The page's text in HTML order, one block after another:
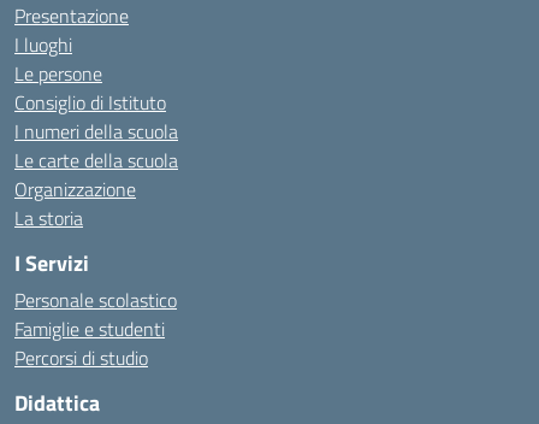
Presentazione
I luoghi
Le persone
Consiglio di Istituto
I numeri della scuola
Le carte della scuola
Organizzazione
La storia
I Servizi
Personale scolastico
Famiglie e studenti
Percorsi di studio
Didattica